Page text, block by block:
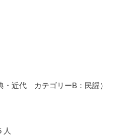
・近代 カテゴリーB：民謡）
人